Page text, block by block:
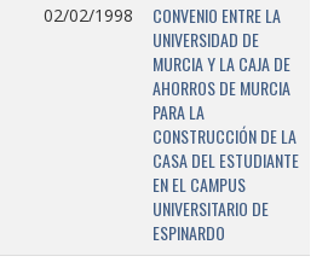
02/02/1998
CONVENIO ENTRE LA
UNIVERSIDAD DE
MURCIA Y LA CAJA DE
AHORROS DE MURCIA
PARA LA
CONSTRUCCIÓN DE LA
CASA DEL ESTUDIANTE
EN EL CAMPUS
UNIVERSITARIO DE
ESPINARDO